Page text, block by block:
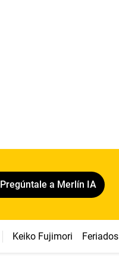
Pregúntale a Merlín IA
Keiko Fujimori Feriados